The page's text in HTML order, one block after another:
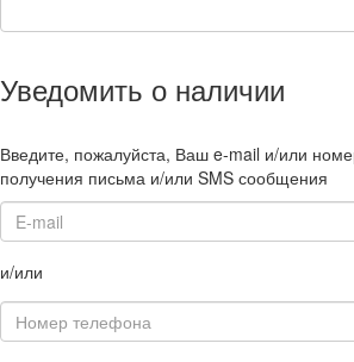
Уведомить о наличии
Введите, пожалуйста, Ваш e-mail и/или
получения письма и/или SMS сообщения
и/или